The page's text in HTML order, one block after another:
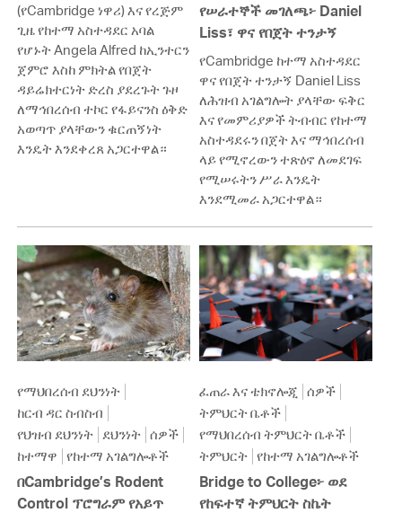
(የCambridge ነዋሪ) እና የረጅም
ጊዜ የከተማ አስተዳደር አባል
የሆኑት Angela Alfred ከኢንተርን
ጀምሮ እስከ ምክትል የበጀት
ዳይሬክተርነት ድረስ ያደረጉት ጉዞ
ለማኅበረሰብ ተኮር የፋይናንስ ዕቅድ
አወጣጥ ያላቸውን ቁርጠኝነት
እንዴት እንደቀረጸ አጋርተዋል።
የሠራተኞች መገለጫ፦ Daniel
Liss፣ ዋና የበጀት ተንታኝ
የCambridge ከተማ አስተዳደር
ዋና የበጀት ተንታኝ Daniel Liss
ለሕዝብ አገልግሎት ያላቸው ፍቅር
እና የመምሪያዎች ትብብር የከተማ
አስተዳደሩን በጀት እና ማኅበረሰብ
ላይ የሚኖረውን ተጽዕኖ ለመደገፍ
የሚሠሩትን ሥራ እንዴት
እንደሚመራ አጋርተዋል።
የማህበረሰብ ደህንነት
ከርብ ዳር ስብስብ
የህዝብ ደህንነት ደህንነት ሰዎች
ከተማዋ የከተማ አገልግሎቶች
በCambridge’s Rodent
Control ፕሮግራም የአይጥ
ፈጠራ እና ቴክኖሎጂ ሰዎች
ትምህርት ቤቶች
የማህበረሰብ ትምህርት ቤቶች
ትምህርት የከተማ አገልግሎቶች
Bridge to College፦ ወደ
የከፍተኛ ትምህርት ስኬት